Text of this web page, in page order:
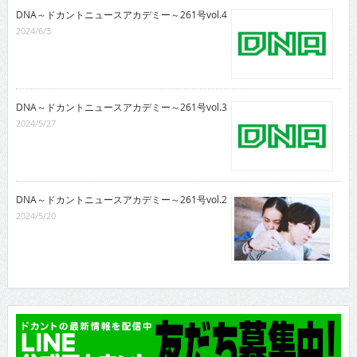
DNA～ドカントニュースアカデミー～261号vol.4
2024/6/3
DNA～ドカントニュースアカデミー～261号vol.3
2024/5/27
DNA～ドカントニュースアカデミー～261号vol.2
2024/5/20